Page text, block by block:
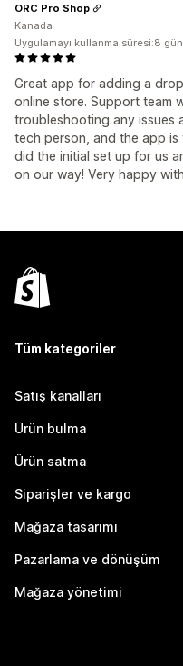
Great app for adding a
online store. Support team
troubleshooting any issues
tech person, and the app
did the initial set up for us
on our way! Very happy
ORC Pro Shop
Kanada
Uygulamayı kullanma süresi:8 gün
Tüm kategoriler
Satış kanalları
Ürün bulma
Ürün satma
Siparişler ve kargo
Mağaza tasarımı
Pazarlama ve dönüşüm
Mağaza yönetimi